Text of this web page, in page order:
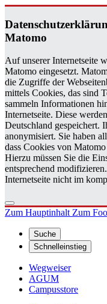
Ma­to­mo
Auf unserer Internetseite
Matomo eingesetzt.
die Zugriffe der
mittels Cookies, das sind
sammeln Informationen
Internetseite. Diese
Deutschland gespeichert.
anonymisiert. Sie haben
dass Cookies von
Hierzu müssen Sie die
entsprechend
Internetseite nicht im
Zum HauptinhaltZum
Suche
Schnelleinstieg
Wegweiser
AGUM
Campusstore